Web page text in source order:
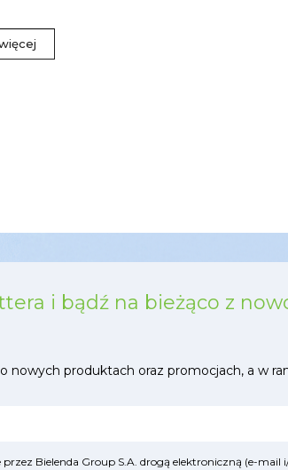
i bądź na bieżąco z
nowych produktach oraz promocjach, a w
Bielenda Group S.A. drogą elektroniczną (e-mail